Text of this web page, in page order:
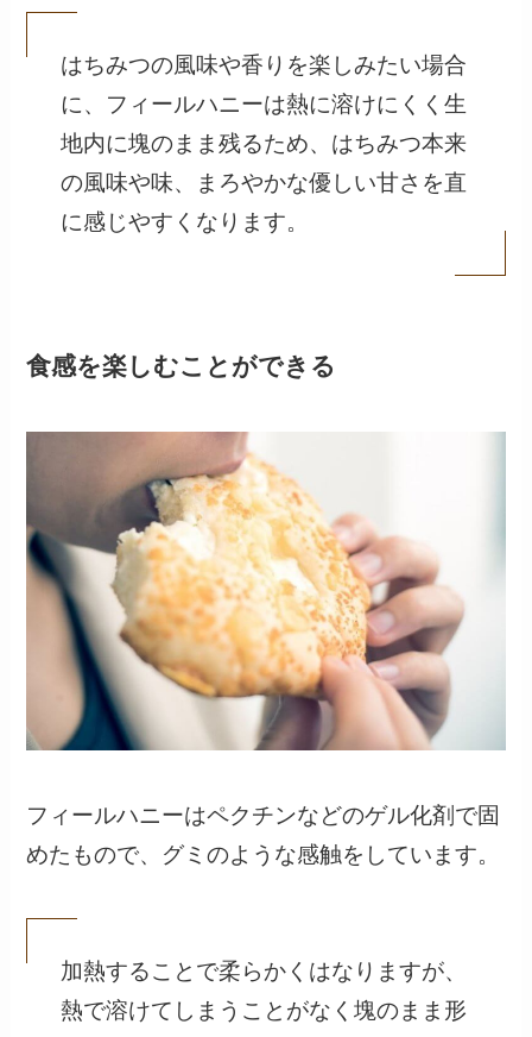
はちみつの風味や香りを楽しみたい場合
に、フィールハニーは熱に溶けにくく生
地内に塊のまま残るため、はちみつ本来
の風味や味、まろやかな優しい甘さを直
に感じやすくなります。
食感を楽しむことができる
フィールハニーはペクチンなどのゲル化剤で固
めたもので、グミのような感触をしています。
加熱することで柔らかくはなりますが、
熱で溶けてしまうことがなく塊のまま形